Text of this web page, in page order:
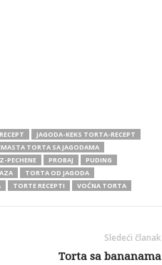
JAGODA-KEKS TORTA-RECEPT
TORTA SA JAGODAMA
PECHENE PROBAJ
PUDING
TORTA OD JAGODA
TORTE RECEPTI VOĆNA TORTA
Sledeći članak
Torta sa bananama